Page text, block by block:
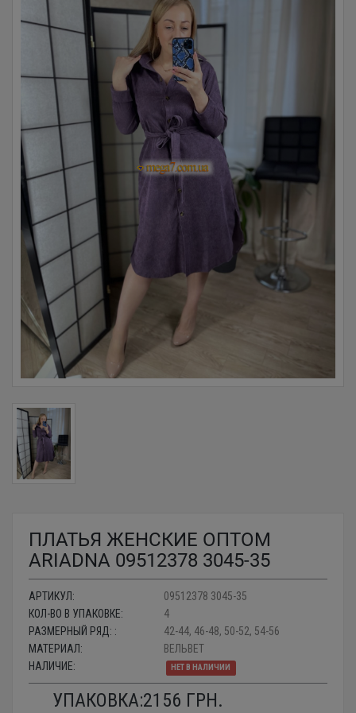
ПЛАТЬЯ ЖЕНСКИЕ ОПТОМ
ARIADNA 09512378 3045-35
АРТИКУЛ:
09512378 3045-35
КОЛ-ВО В УПАКОВКЕ:
4
РАЗМЕРНЫЙ РЯД: :
42-44, 46-48, 50-52, 54-56
МАТЕРИАЛ:
ВЕЛЬВЕТ
НАЛИЧИЕ:
НЕТ В НАЛИЧИИ
УПАКОВКА:2156 ГРН.